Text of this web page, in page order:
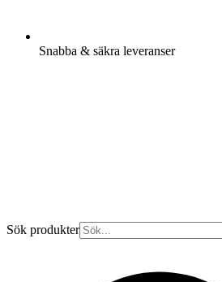
Snabba & säkra leveranser
Sök produkter